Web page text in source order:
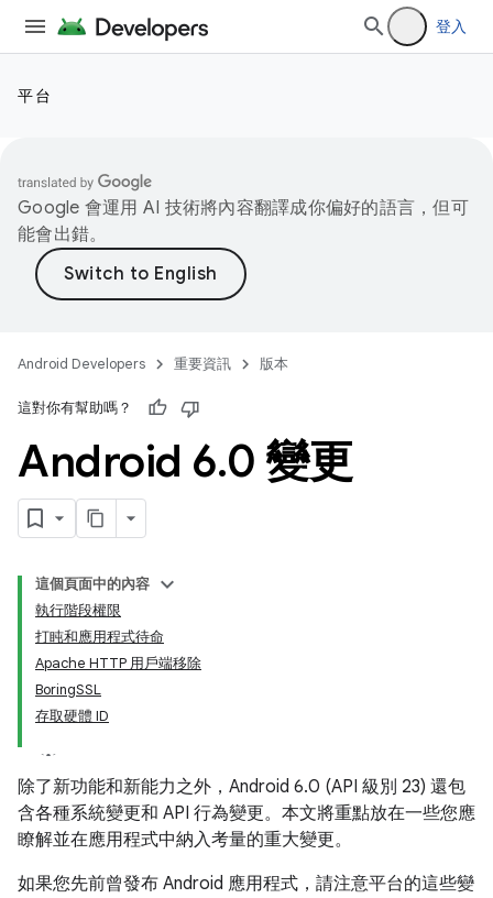
登入
平台
Google 會運用 AI 技術將內容翻譯成你偏好的語言，但可
能會出錯。
Android Developers 重要資訊 版本
這對你有幫助嗎？
Android 6.0 變更
這個頁面中的內容
執行階段權限
打盹和應用程式待命
Apache HTTP 用戶端移除
BoringSSL
存取硬體 ID
除了新功能和新能力之外，Android 6.0 (API 級別 23) 還包
含各種系統變更和 API 行為變更。本文將重點放在一些您應
瞭解並在應用程式中納入考量的重大變更。
如果您先前曾發布 Android 應用程式，請注意平台的這些變